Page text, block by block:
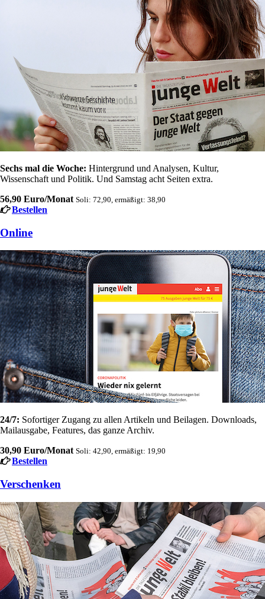
Sechs mal die Woche: Hintergrund und Analysen, Kultur,
Wissenschaft und Politik. Und Samstag acht Seiten extra.
56,90 Euro/Monat Soli: 72,90, ermäßigt: 38,90
Bestellen
Online
24/7: Sofortiger Zugang zu allen Artikeln und Beilagen. Downloads,
Mailausgabe, Features, das ganze Archiv.
30,90 Euro/Monat Soli: 42,90, ermäßigt: 19,90
Bestellen
Verschenken